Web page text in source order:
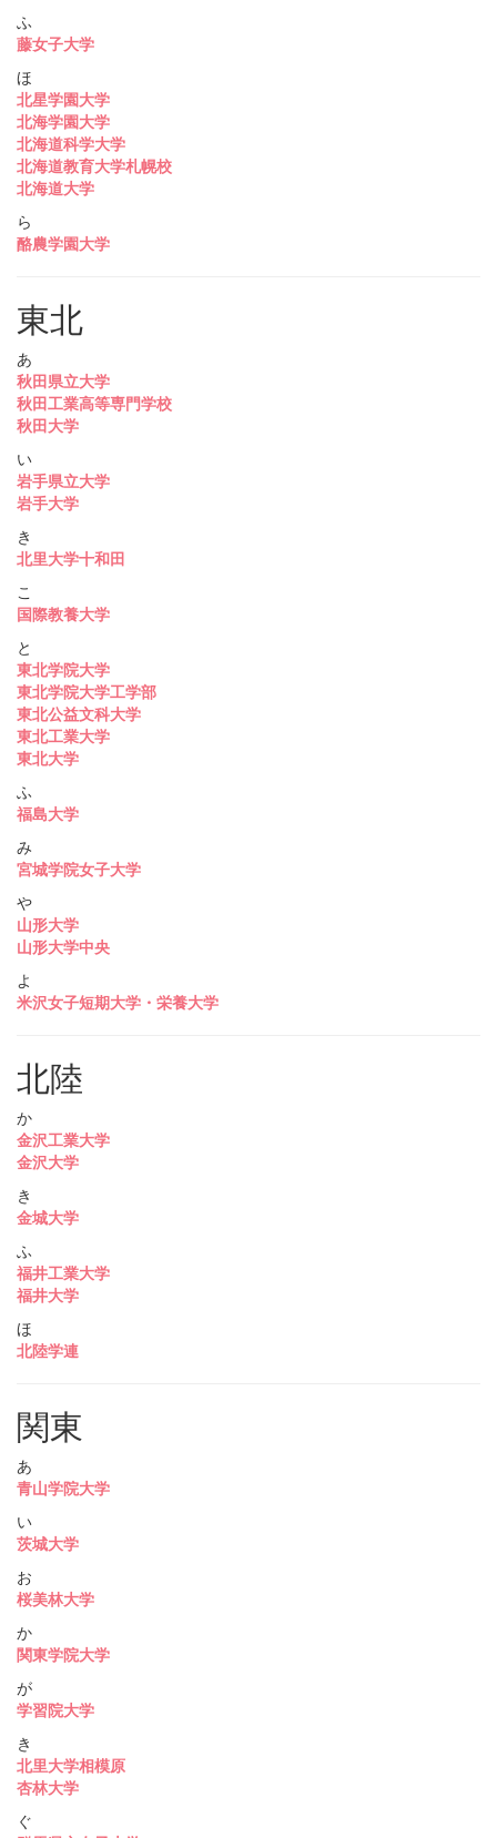
ふ
藤女子大学
ほ
北星学園大学
北海学園大学
北海道科学大学
北海道教育大学札幌校
北海道大学
ら
酪農学園大学
東北
あ
秋田県立大学
秋田工業高等専門学校
秋田大学
い
岩手県立大学
岩手大学
き
北里大学十和田
こ
国際教養大学
と
東北学院大学
東北学院大学工学部
東北公益文科大学
東北工業大学
東北大学
ふ
福島大学
み
宮城学院女子大学
や
山形大学
山形大学中央
よ
米沢女子短期大学・栄養大学
北陸
か
金沢工業大学
金沢大学
き
金城大学
ふ
福井工業大学
福井大学
ほ
北陸学連
関東
あ
青山学院大学
い
茨城大学
お
桜美林大学
か
関東学院大学
が
学習院大学
き
北里大学相模原
杏林大学
ぐ